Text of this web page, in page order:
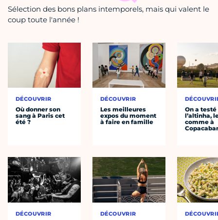
Sélection des bons plans intemporels, mais qui valent le
coup toute l'année !
DÉCOUVRIR
Où donner son
sang à Paris cet
été ?
DÉCOUVRIR
DÉCOUVRIR
Les meilleures
expos du moment
à faire en famille
DÉCOUVRIR
On a testé
l’altinha,
comme à